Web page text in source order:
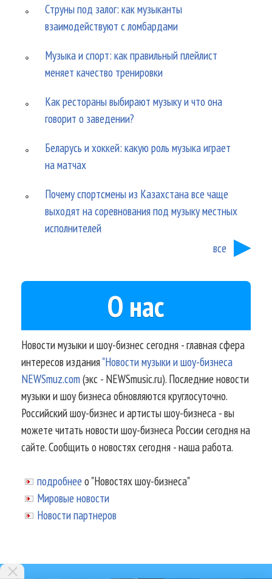
Струны под залог: как музыканты
взаимодействуют с ломбардами
Музыка и спорт: как правильный плейлист
меняет качество тренировки
Как рестораны выбирают музыку и что она
говорит о заведении?
Беларусь и хоккей: какую роль музыка играет
на матчах
Почему спортсмены из Казахстана все чаще
выходят на соревнования под музыку местных
исполнителей
все
О нас
Новости музыки и шоу-бизнес сегодня - главная сфера
интересов издания"Новости музыки и шоу-бизнеса
NEWSmuz.com(экс - NEWSmusic.ru). Последние новости
музыки и шоу бизнеса обновляются круглосуточно.
Российский шоу-бизнес и артисты шоу-бизнеса - вы
можете читать новости шоу-бизнеса России сегодня на
сайте. Сообщить о новостях сегодня - наша работа.
подробнее о "Новостях шоу-бизнеса"
Мировые новости
Новости партнеров